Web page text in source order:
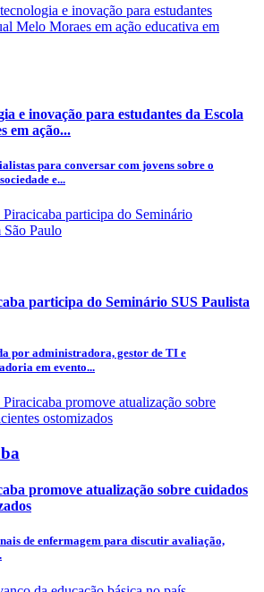
e inovação para estudantes da Escola
em ação...
para conversar com jovens sobre o
e...
participa do Seminário SUS Paulista
por administradora, gestor de TI e
em evento...
promove atualização sobre cuidados
de enfermagem para discutir avaliação,